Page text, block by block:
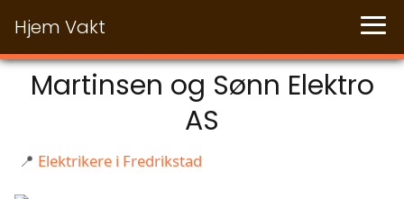
Hjem Vakt
Martinsen og Sønn Elektro
AS
📍 Elektrikere i Fredrikstad